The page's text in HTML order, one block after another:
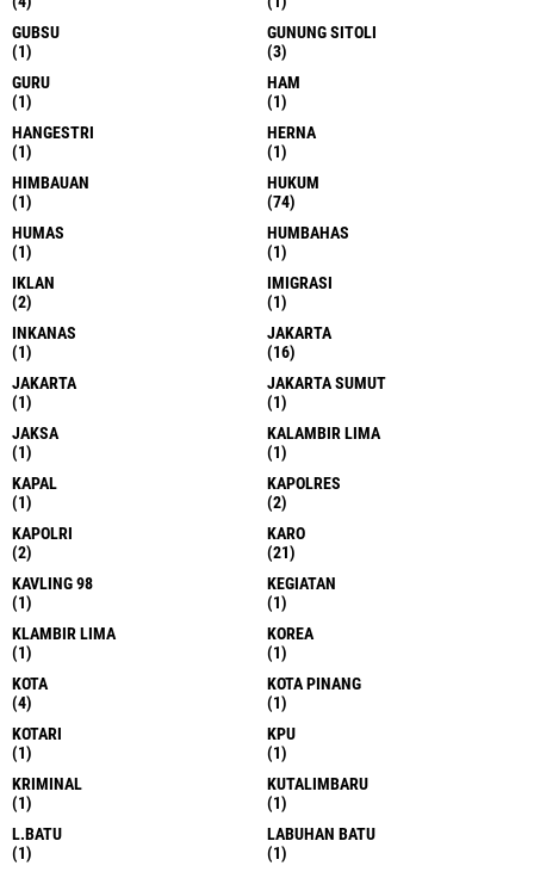
GUBSU
(1)
GUNUNG SITOLI
(3)
GURU
(1)
HAM
(1)
HANGESTRI
(1)
HERNA
(1)
HIMBAUAN
(1)
HUKUM
(74)
HUMAS
(1)
HUMBAHAS
(1)
IKLAN
(2)
IMIGRASI
(1)
INKANAS
(1)
JAKARTA
(16)
JAKARTA
(1)
JAKARTA SUMUT
(1)
JAKSA
(1)
KALAMBIR LIMA
(1)
KAPAL
(1)
KAPOLRES
(2)
KAPOLRI
(2)
KARO
(21)
KAVLING 98
(1)
KEGIATAN
(1)
KLAMBIR LIMA
(1)
KOREA
(1)
KOTA
(4)
KOTA PINANG
(1)
KOTARI
(1)
KPU
(1)
KRIMINAL
(1)
KUTALIMBARU
(1)
L.BATU
(1)
LABUHAN BATU
(1)